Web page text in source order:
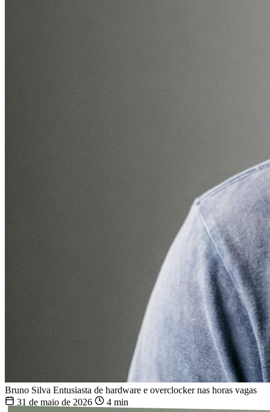
Bruno Silva Entusiasta de hardware e overclocker nas horas vagas
31 de maio de 2026
4 min